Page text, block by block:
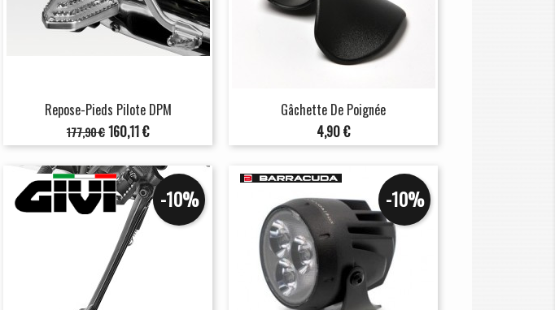
Repose-Pieds Pilote DPM
Prix
de
base
177,90 €Prix
160,11 €
Gâchette De Poignée
Prix
4,90 €
-10% -10%